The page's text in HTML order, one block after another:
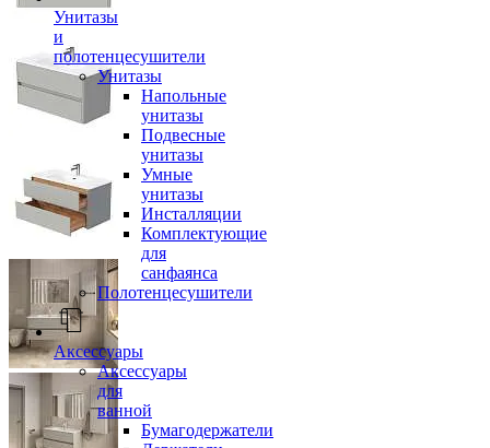
Унитазы
и
полотенцесушители
Унитазы
Напольные
унитазы
Подвесные
унитазы
Умные
унитазы
Инсталляции
Комплектующие
для
санфаянса
Полотенцесушители
Аксессуары
Аксессуары
для
ванной
Бумагодержатели